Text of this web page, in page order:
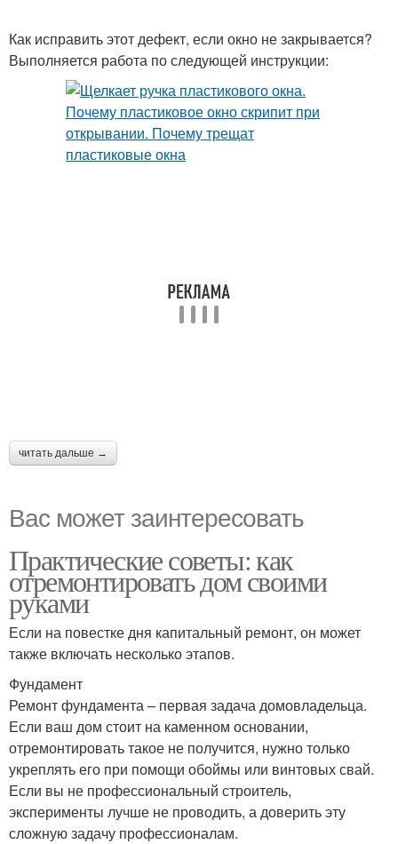
Как исправить этот дефект, если окно не закрывается?
Выполняется работа по следующей инструкции:
читать дальше →
Вас может заинтересовать
Практические советы: как
отремонтировать дом своими
руками
Если на повестке дня капитальный ремонт, он может
также включать несколько этапов.
Фундамент
Ремонт фундамента – первая задача домовладельца.
Если ваш дом стоит на каменном основании,
отремонтировать такое не получится, нужно только
укреплять его при помощи обоймы или винтовых свай.
Если вы не профессиональный строитель,
эксперименты лучше не проводить, а доверить эту
сложную задачу профессионалам.